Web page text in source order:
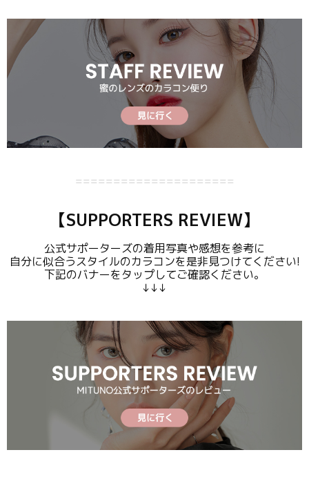
=====================
【SUPPORTERS REVIEW】
公式サポーターズの着用写真や感想を参考に
自分に似合うスタイルのカラコンを是非見つけてください!
下記のバナーをタップしてご確認ください。
↓↓↓